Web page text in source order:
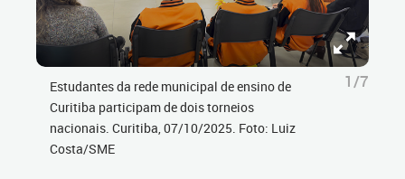
Estudantes da rede municipal de ensino de
Curitiba participam de dois torneios
nacionais. Curitiba, 07/10/2025. Foto: Luiz
Costa/SME
1/7